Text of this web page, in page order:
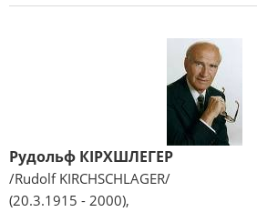
Рудольф КІРХШЛЕГЕР
/Rudolf KIRCHSCHLAGER/
(20.3.1915 - 2000),